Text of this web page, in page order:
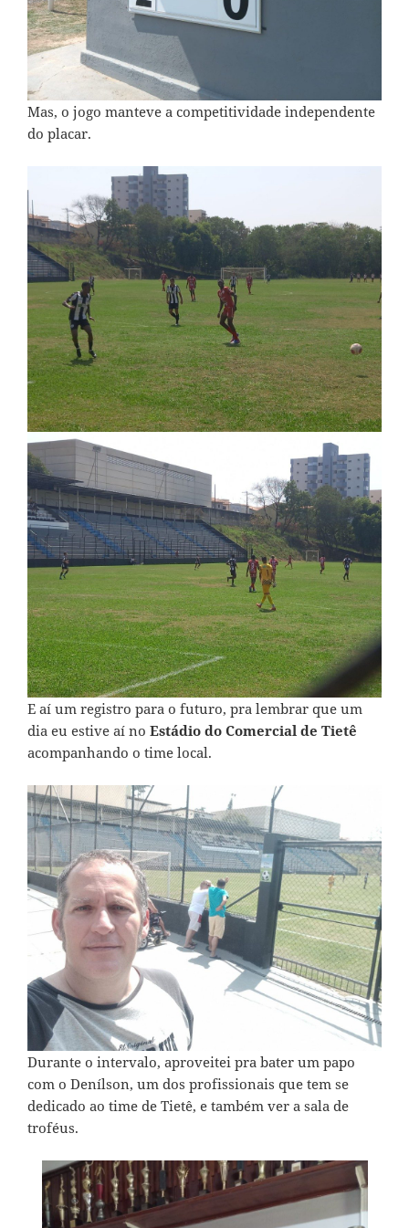
Mas, o jogo manteve a competitividade independente
do placar.
E aí um registro para o futuro, pra lembrar que um
dia eu estive aí no Estádio do Comercial de Tietê
acompanhando o time local.
Durante o intervalo, aproveitei pra bater um papo
com o Denílson, um dos profissionais que tem se
dedicado ao time de Tietê, e também ver a sala de
troféus.